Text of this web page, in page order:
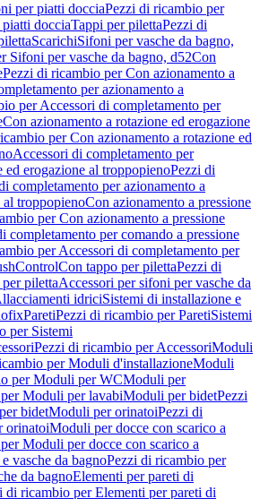
per piatti docciaPezzi di ricambio per
docciaTappi per pilettaPezzi di
ScarichiSifoni per vasche da bagno,
Sifoni per vasche da bagno, d52Con
Pezzi di ricambio per Con azionamento a
per azionamento a
per Accessori di completamento per
Con azionamento a rotazione ed erogazione
per Con azionamento a rotazione ed
Accessori di completamento per
ed erogazione al troppopienoPezzi di
completamento per azionamento a
al troppopienoCon azionamento a pressione
per Con azionamento a pressione
completamento per comando a pressione
per Accessori di completamento per
Con tappo per pilettaPezzi di
pilettaAccessori per sifoni per vasche da
idriciSistemi di installazione e
ParetiPezzi di ricambio per ParetiSistemi
per Sistemi
Pezzi di ricambio per AccessoriModuli
per Moduli d'installazioneModuli
per Moduli per WCModuli per
Moduli per lavabiModuli per bidetPezzi
bidetModuli per orinatoiPezzi di
orinatoiModuli per docce con scarico a
Moduli per docce con scarico a
vasche da bagnoPezzi di ricambio per
da bagnoElementi per pareti di
di ricambio per Elementi per pareti di